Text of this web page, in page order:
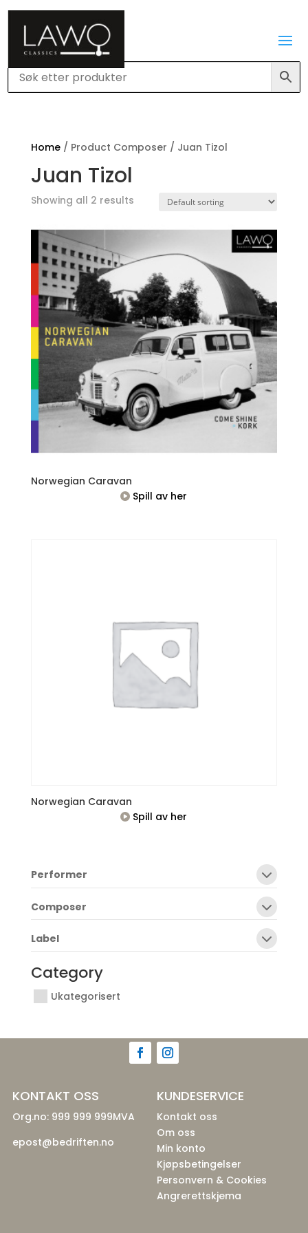
Home/ Product Composer / Juan Tizol
Juan Tizol
Showing all 2 results
Norwegian Caravan
Spill av her
Norwegian Caravan
Spill av her
Performer
Composer
Label
Category
Ukategorisert
KONTAKT OSS
Org.no: 999 999 999MVA
epost@bedriften.no
KUNDESERVICE
Kontakt oss
Om oss
Min konto
Kjøpsbetingelser
Personvern & Cookies
Angrerettskjema